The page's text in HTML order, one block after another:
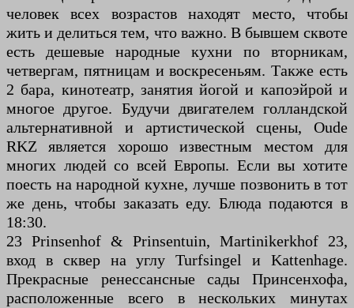
человек всех возрастов находят место, чтобы
жить и делиться тем, что важно. В бывшем сквоте
есть дешевые народные кухни по вторникам,
четвергам, пятницам и воскресеньям. Также есть
2 бара, кинотеатр, занятия йогой и капоэйрой и
многое другое. Будучи двигателем голландской
альтернативной и артистической сцены, Oude
RKZ является хорошо известным местом для
многих людей со всей Европы. Если вы хотите
поесть на народной кухне, лучше позвонить в тот
же день, чтобы заказать еду. Блюда подаются в
18:30.
23 Prinsenhof & Prinsentuin, Martinikerkhof 23,
вход в сквер на углу Turfsingel и Kattenhage.
Прекрасные ренессансные сады Принсенхофа,
расположенные всего в нескольких минутах